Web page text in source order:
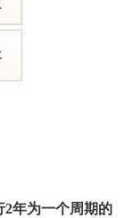
年为一个周期的